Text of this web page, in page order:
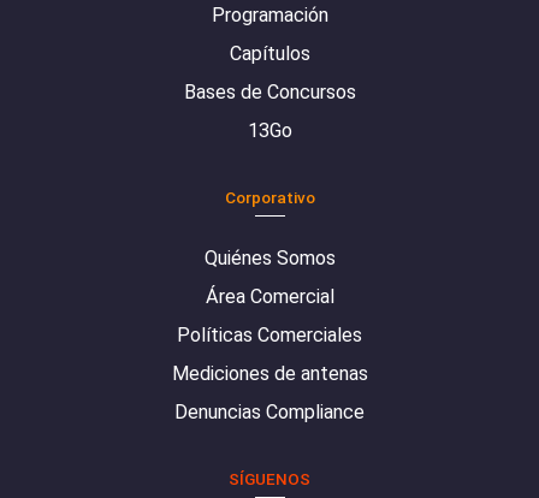
Programación
Capítulos
Bases de Concursos
13Go
Corporativo
Quiénes Somos
Área Comercial
Políticas Comerciales
Mediciones de antenas
Denuncias Compliance
SÍGUENOS